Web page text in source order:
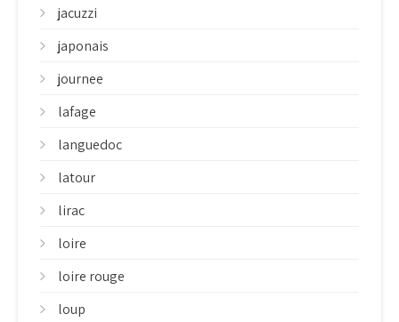
jacuzzi
japonais
journee
lafage
languedoc
latour
lirac
loire
loire rouge
loup